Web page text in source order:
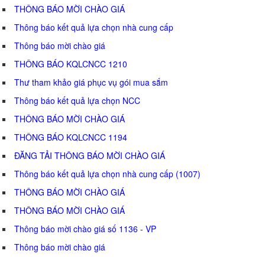
THÔNG BÁO MỜI CHÀO GIÁ
Thông báo kết quả lựa chọn nhà cung cấp
Thông báo mời chào giá
THÔNG BÁO KQLCNCC 1210
Thư tham khảo giá phục vụ gói mua sắm
Thông báo kết quả lựa chọn NCC
THÔNG BÁO MỜI CHÀO GIÁ
THÔNG BÁO KQLCNCC 1194
ĐĂNG TẢI THÔNG BÁO MỜI CHÀO GIÁ
Thông báo kết quả lựa chọn nhà cung cấp (1007)
THÔNG BÁO MỜI CHÀO GIÁ
THÔNG BÁO MỜI CHÀO GIÁ
Thông báo mời chào giá số 1136 - VP
Thông báo mời chào giá